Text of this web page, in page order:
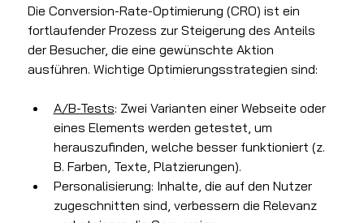
Die Conversion-Rate-Optimierung (CRO) ist ein
fortlaufender Prozess zur Steigerung des Anteils
der Besucher, die eine gewünschte Aktion
ausführen. Wichtige Optimierungsstrategien sind:
A/B-Tests: Zwei Varianten einer Webseite oder
eines Elements werden getestet, um
herauszufinden, welche besser funktioniert (z.
B. Farben, Texte, Platzierungen).
Personalisierung: Inhalte, die auf den Nutzer
zugeschnitten sind, verbessern die Relevanz